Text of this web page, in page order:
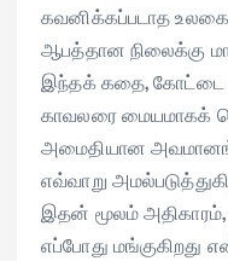
கவனிக்கப்படாத
ஆபத்தான நிலைக்கு
இந்தக் கதை, கோட்டை
காவலரை மையமாகக்
அமைதியான
எவ்வாறு
இதன் மூலம்
எப்போது மங்குகிறது